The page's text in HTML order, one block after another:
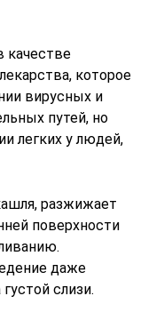
качестве
которое
вирусных и
путей, но
легких у людей,
разжижает
поверхности
даже
слизи.